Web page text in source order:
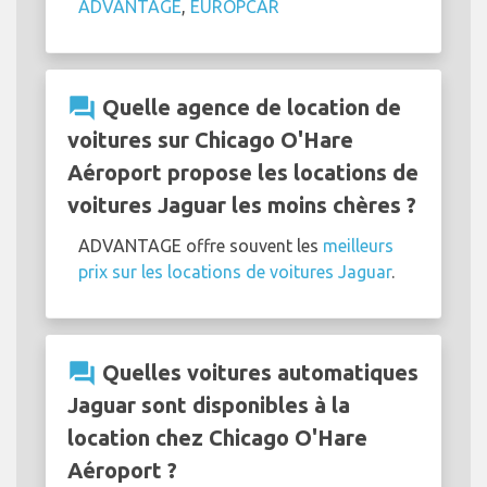
ADVANTAGE EUROPCAR
question_answer Quelle agence de location de
voitures sur Chicago O'Hare
Aéroport propose les locations de
voitures Jaguar les moins chères ?
ADVANTAGE offre souvent les meilleurs
prix sur les locations de voitures Jaguar.
question_answer Quelles voitures automatiques
Jaguar sont disponibles à la
location chez Chicago O'Hare
Aéroport ?